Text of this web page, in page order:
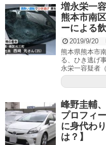
増永栄一
熊本市南
ーによる
2019/9/20
熊本県熊本市
る、ひき逃げ
永栄一容疑者
峰野圭輔
プロフィ
に身代わ
は？】